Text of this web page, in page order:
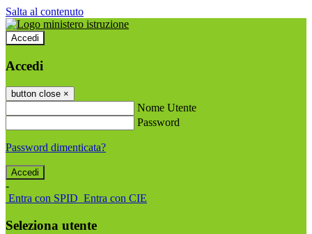
Salta al contenuto
Accedi
Accedi
button close ×
Nome Utente
Password
Password dimenticata?
-
Entra con SPID Entra con CIE
Seleziona utente